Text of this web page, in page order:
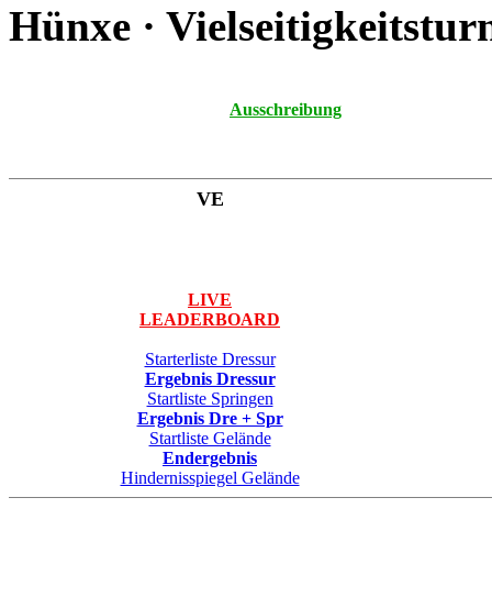
Hünxe ·
Ausschreibung
VE
LIVE
LEADERBOARD
Starterliste Dressur
Ergebnis Dressur
Startliste Springen
Ergebnis Dre + Spr
Startliste Gelände
Endergebnis
Hindernisspiegel Gelände